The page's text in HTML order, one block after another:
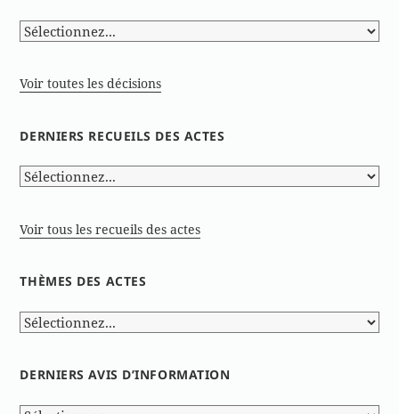
Voir toutes les décisions
DERNIERS RECUEILS DES ACTES
Voir tous les recueils des actes
THÈMES DES ACTES
DERNIERS AVIS D’INFORMATION